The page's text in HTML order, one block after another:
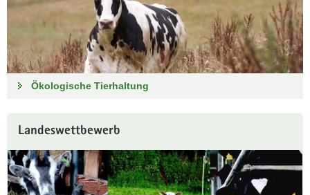
Ökologische Tierhaltung
Landeswettbewerb